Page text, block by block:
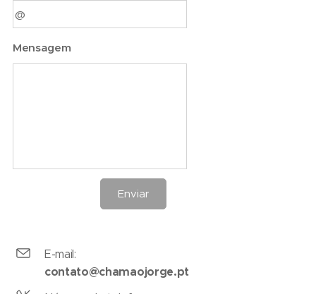
Mensagem
Enviar
E-mail:
contato@chamaojorge.pt